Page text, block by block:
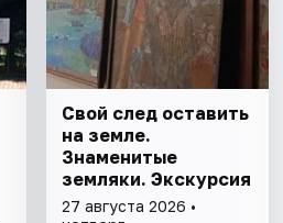
Свой след оставить
на земле.
Знаменитые
земляки. Экскурсия
27 августа 2026 •